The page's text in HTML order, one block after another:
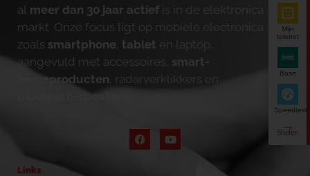
al meer dan 30 jaar actief is in de elektronica
markt. Onze focus ligt op mobiele electronica
zoals smartphone tablet en laptop,
aangevuld met accessoires, smart-
homeproducten , radarverklikkers en
bluetooth-speakers
Links
Mijn
telenet
Base
Speedtest